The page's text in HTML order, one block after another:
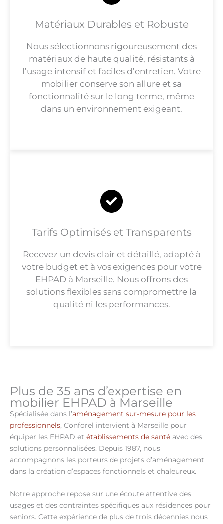
Matériaux Durables et Robuste
Nous sélectionnons rigoureusement des
matériaux de haute qualité, résistants à
l’usage intensif et faciles d’entretien. Votre
mobilier conserve son allure et sa
fonctionnalité sur le long terme, même
dans un environnement exigeant.
Tarifs Optimisés et Transparents
Recevez un devis clair et détaillé, adapté à
votre budget et à vos exigences pour votre
EHPAD à Marseille. Nous offrons des
solutions flexibles sans compromettre la
qualité ni les performances.
Plus de 35 ans d’expertise en
mobilier EHPAD à Marseille
Spécialisée dans l’aménagement sur-mesure pour les
professionnels, Conforel intervient à Marseille pour
équiper les EHPAD et établissements de santé avec des
solutions personnalisées. Depuis 1987, nous
accompagnons les porteurs de projets d’aménagement
dans la création d’espaces fonctionnels et chaleureux.
Notre approche repose sur une écoute attentive des
usages et des contraintes spécifiques aux résidences pour
seniors. Cette expérience de plus de trois décennies nous